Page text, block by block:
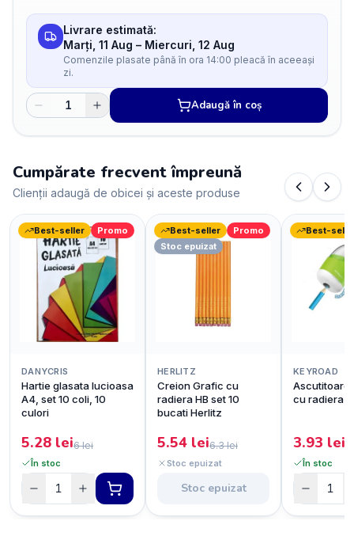
Livrare estimată:
Marți, 11 Aug – Miercuri, 12 Aug
Comenzile plasate până în ora 14:00 pleacă în aceeași
zi.
Adaugă în coș
Cumpărate frecvent împreună
Clienții adaugă de obicei și aceste produse
Best-seller Promo
DANYCRIS
Hartie glasata lucioasa
A4, set 10 coli, 10
culori
5.28 lei6lei
În stoc
Best-seller
Promo
Stoc epuizat
HERLITZ
Creion Grafic cu
radiera HB set 10
bucati Herlitz
5.54 lei6.3lei
Stoc epuizat
Stoc epuizat
Best-
KEYROAD
Ascutitoare
cu radiera
3.93 lei
În stoc